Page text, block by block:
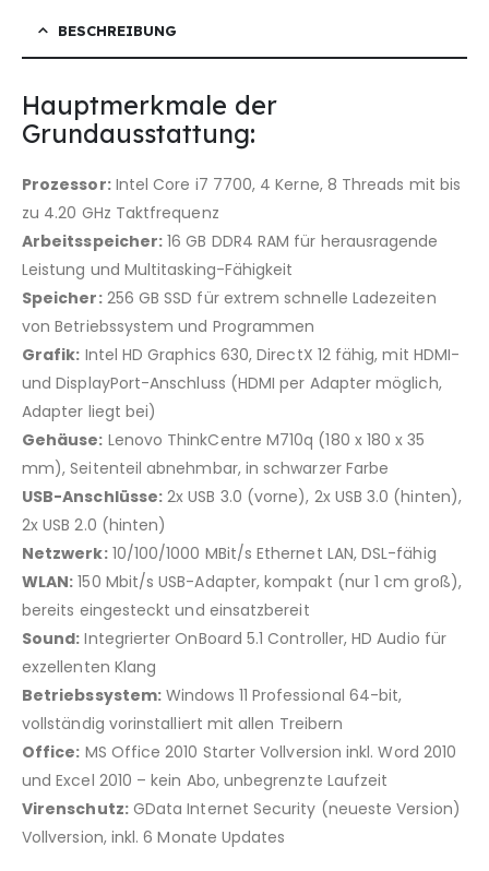
BESCHREIBUNG
Hauptmerkmale der
Grundausstattung:
Prozessor:Intel Core i7 7700, 4 Kerne, 8 Threads mit bis
zu 4.20 GHz Taktfrequenz
Arbeitsspeicher: 16 GB DDR4 RAM für herausragende
Leistung und Multitasking-Fähigkeit
Speicher:256 GB SSD für extrem schnelle Ladezeiten
von Betriebssystem und Programmen
Grafik: Intel HD Graphics 630, DirectX 12 fähig, mit HDMI-
und DisplayPort-Anschluss (HDMI per Adapter möglich,
Adapter liegt bei)
Gehäuse: Lenovo ThinkCentre M710q (180 x 180 x 35
mm), Seitenteil abnehmbar, in schwarzer Farbe
USB-Anschlüsse: 2x USB 3.0 (vorne), 2x USB 3.0 (hinten),
2x USB 2.0 (hinten)
Netzwerk:10/100/1000 MBit/s Ethernet LAN, DSL-fähig
WLAN: 150 Mbit/s USB-Adapter, kompakt (nur 1 cm groß),
bereits eingesteckt und einsatzbereit
Sound: Integrierter OnBoard 5.1 Controller, HD Audio für
exzellenten Klang
Betriebssystem: Windows 11 Professional 64-bit,
vollständig vorinstalliert mit allen Treibern
Office: MS Office 2010 Starter Vollversion inkl. Word 2010
und Excel 2010 – kein Abo, unbegrenzte Laufzeit
Virenschutz:GData Internet Security (neueste Version)
Vollversion, inkl. 6 Monate Updates